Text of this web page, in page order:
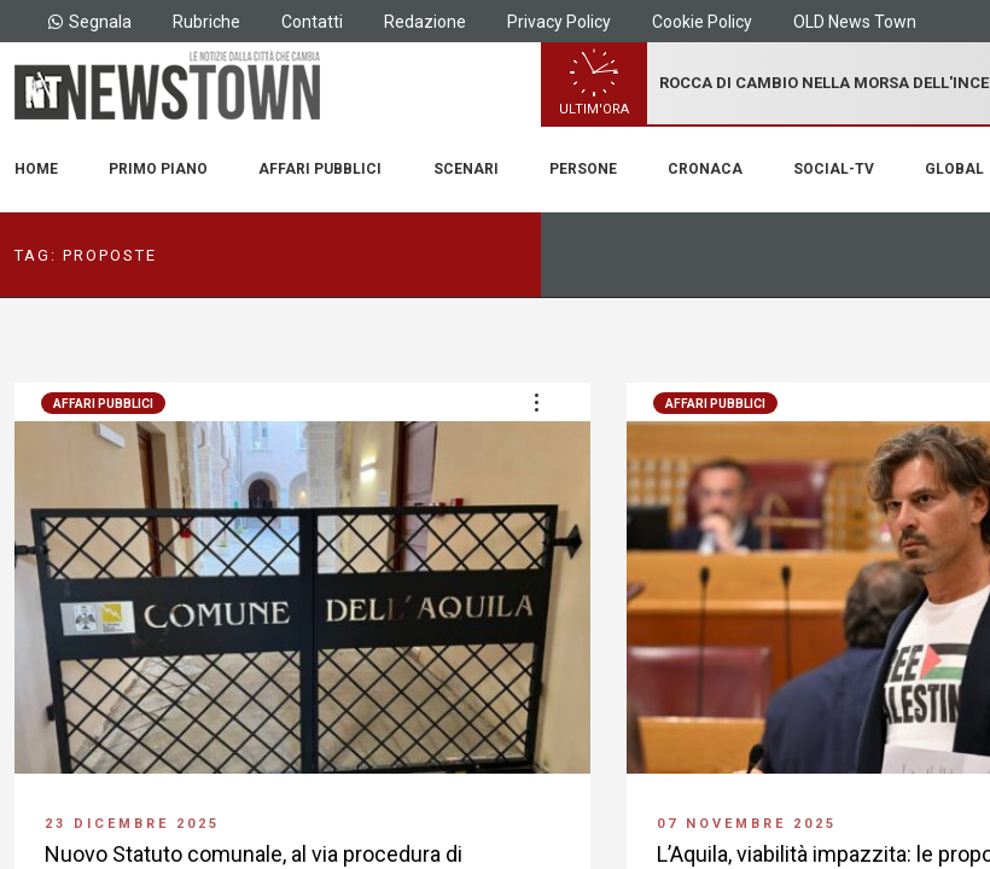
Segnala Rubriche Contatti Redazione Privacy Policy Cookie Policy OLD News Town
ULTIM'ORA
ROCCA DI CAMBIO NELLA MORSA
HOME PRIMO PIANO AFFARI PUBBLICI SCENARI PERSONE CRONACA SOCIAL-TV GLOBAL
TAG: PROPOSTE
AFFARI PUBBLICI
23 DICEMBRE 2025
Nuovo Statuto comunale, al via procedura di
AFFARI PUBBLICI
07 NOVEMBRE 2025
L’Aquila, viabilità impazzita: le